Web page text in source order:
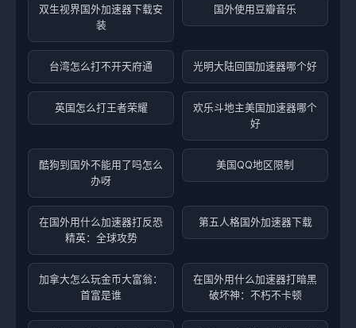
双生视界国外加速器下载安
装
国外使用豆瓣音乐
台湾怎么打不开天府通 光明大陆回国加速器哪个好
英国怎么打王者荣耀
欢乐斗地主美国加速器哪个
好
酷狗到国外不能用了吗怎么
办呀
美国QQ地区限制
在国外用什么加速器打反恐
精英：全球攻势
第五人格国外加速器下载
加拿大怎么玩金币大富翁：
首富是谁
在国外用什么加速器打暗黑
破坏神：不朽不卡顿